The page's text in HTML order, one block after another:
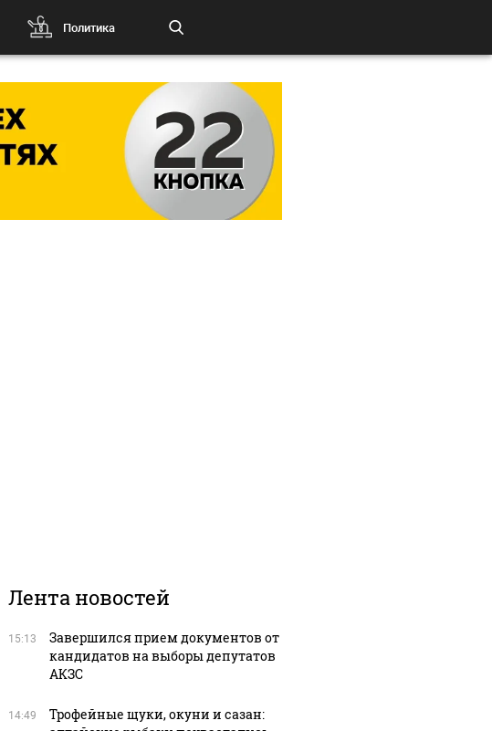
Политика
Лента новостей
15:13
Завершился прием документов от
кандидатов на выборы депутатов
АКЗС
14:49
Трофейные щуки, окуни и сазан: